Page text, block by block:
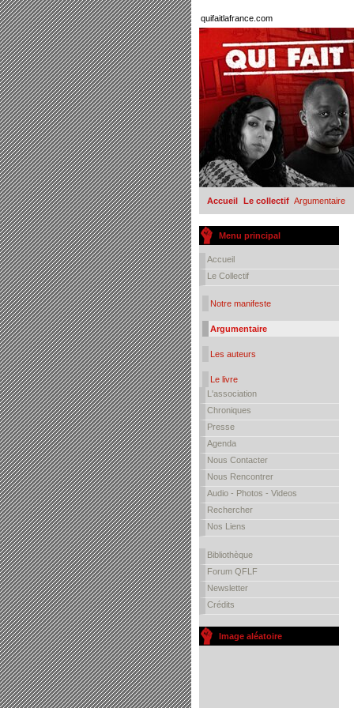
quifaitlafrance.com
Accueil Le collectif Argumentaire
Menu principal
Accueil
Le Collectif
Notre manifeste
Argumentaire
Les auteurs
Le livre
L'association
Chroniques
Presse
Agenda
Nous Contacter
Nous Rencontrer
Audio - Photos - Videos
Rechercher
Nos Liens
Bibliothèque
Forum QFLF
Newsletter
Crédits
Image aléatoire